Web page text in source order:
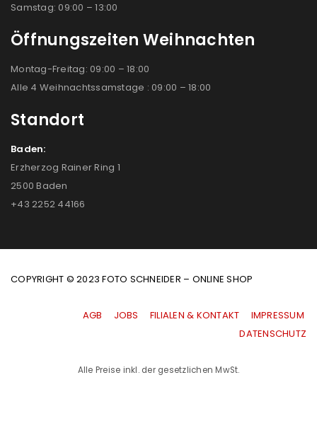
Samstag: 09:00 – 13:00
Öffnungszeiten Weihnachten
Montag-Freitag: 09:00 – 18:00
Alle 4 Weihnachtssamstage : 09:00 – 18:00
Standort
Baden:
Erzherzog Rainer Ring 1
2500 Baden
+43 2252 44166
COPYRIGHT © 2023 FOTO SCHNEIDER – ONLINE SHOP
AGB JOBS FILIALEN & KONTAKT
IMPRESSUM
|DATENSCHUTZ
Alle Preise inkl. der gesetzlichen MwSt.